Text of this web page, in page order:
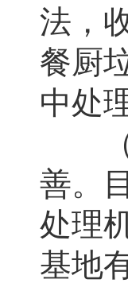
法，
餐厨
中处
（
善。
处理
基地